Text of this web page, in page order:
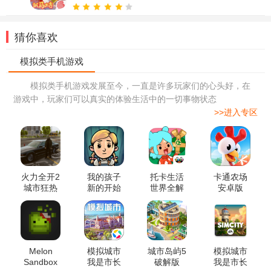
猜你喜欢
模拟类手机游戏发展至今，一直是许多玩家们的心头好，在
游戏中，玩家们可以真实的体验生活中的一切事物状态
>>进入专区
火力全开2
城市狂热
破解版内
置菜单版
我的孩子
新的开始
破解版
托卡生活
世界全解
锁版本正
版
卡通农场
安卓版
Melon
Sandbox
模拟城市
我是市长
城市岛屿5
破解版
模拟城市
我是市长